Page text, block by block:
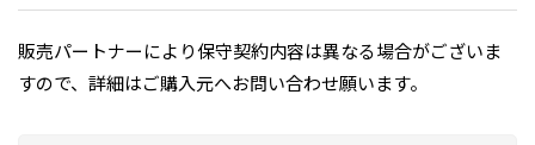
販売パートナーにより保守契約内容は異なる場合がございま
すので、詳細はご購入元へお問い合わせ願います。